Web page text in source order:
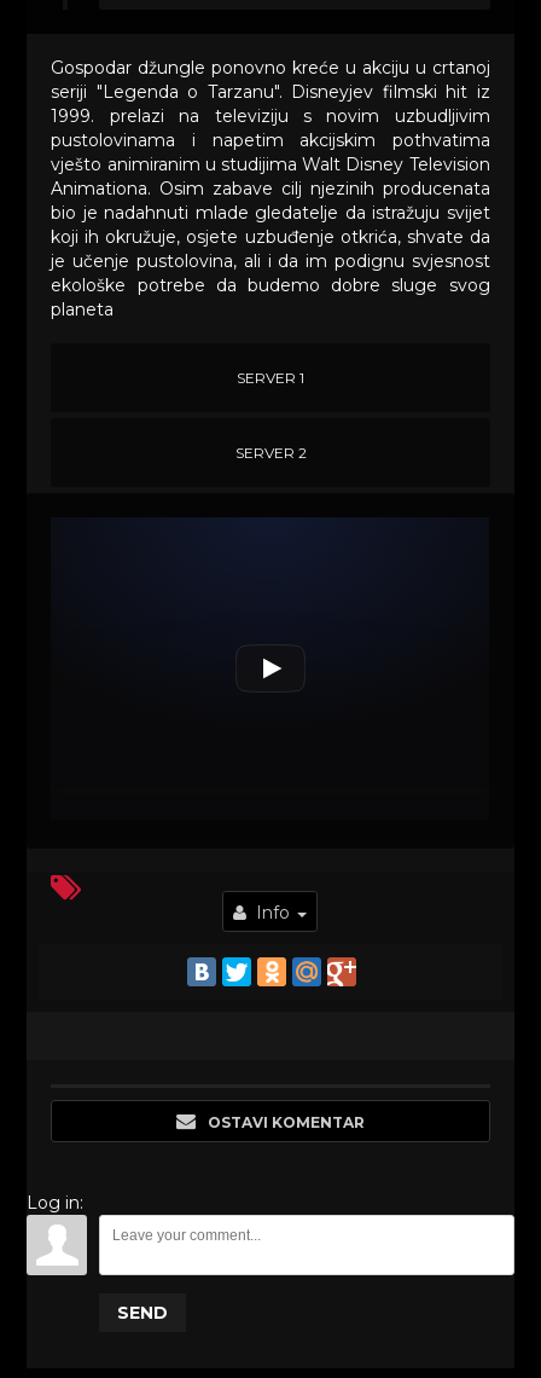
Gospodar džungle ponovno kreće u akciju u crtanoj
seriji "Legenda o Tarzanu". Disneyjev filmski hit iz
1999. prelazi na televiziju s novim uzbudljivim
pustolovinama i napetim akcijskim pothvatima
vješto animiranim u studijima Walt Disney Television
Animationa. Osim zabave cilj njezinih producenata
bio je nadahnuti mlade gledatelje da istražuju svijet
koji ih okružuje, osjete uzbuđenje otkrića, shvate da
je učenje pustolovina, ali i da im podignu svjesnost
ekološke potrebe da budemo dobre sluge svog
planeta
SERVER 1
SERVER 2
Info
OSTAVI KOMENTAR
Log in:
SEND